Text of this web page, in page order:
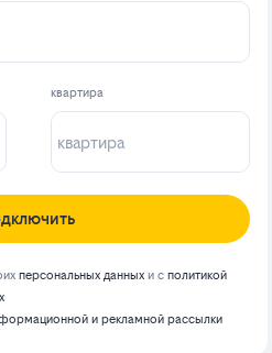
квартира
персональных данных и с политикой
и рекламной рассылки